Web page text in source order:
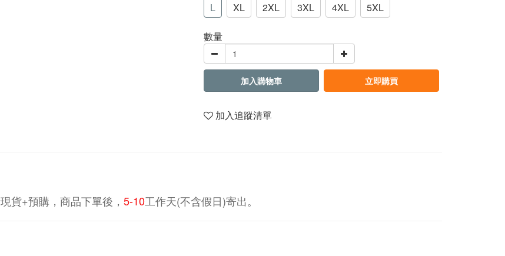
L
XL 2XL 3XL 4XL 5XL
數量
加入購物車 立即購買
加入追蹤清單
貨+預購，商品下單後， 5-10工作天(不含假日)寄出。